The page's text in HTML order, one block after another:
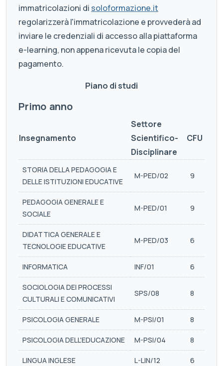
immatricolazioni di soloformazione.it
regolarizzerà l'immatricolazione e provvederà ad
inviare le credenziali di accesso alla piattaforma
e-learning, non appena ricevuta le copia del
pagamento.
Piano di studi
Primo anno
Insegnamento
Settore
Scientifico-
Disciplinare
CFU
STORIA DELLA PEDAGOGIA E
DELLE ISTITUZIONI EDUCATIVE
M-PED/02 9
PEDAGOGIA GENERALE E
SOCIALE
M-PED/01 9
DIDATTICA GENERALE E
TECNOLOGIE EDUCATIVE
M-PED/03 6
INFORMATICA INF/01 6
SOCIOLOGIA DEI PROCESSI
CULTURALI E COMUNICATIVI
SPS/08 8
PSICOLOGIA GENERALE M-PSI/01 8
PSICOLOGIA DELL'EDUCAZIONE M-PSI/04 8
LINGUA INGLESE L-LIN/12 6